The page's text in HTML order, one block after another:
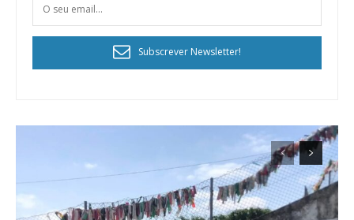
Planos de Assinatura
Subscrever Newsletter!